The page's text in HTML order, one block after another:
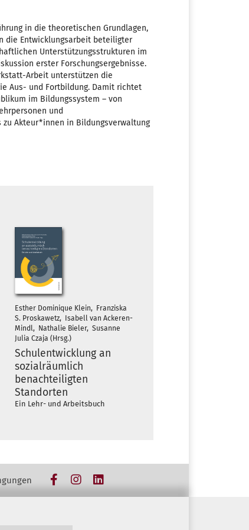
in die theoretischen Grundlagen,
die Entwicklungsarbeit beteiligter
Unterstützungsstrukturen im
erster Forschungsergebnisse.
Arbeit unterstützen die
Aus- und Fortbildung. Damit richtet
im Bildungssystem – von
und
Akteur*innen in Bildungsverwaltung
Esther Dominique Klein, Franziska
S. Proskawetz, Isabell van Ackeren-
Mindl, Nathalie Bieler, Susanne
Julia Czaja (Hrsg.)
Schulentwicklung an
sozialräumlich
benachteiligten
Standorten
Ein Lehr- und Arbeitsbuch
FacebookInstagram